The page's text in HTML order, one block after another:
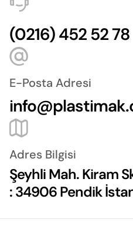
(0216) 452 52 78
E-Posta Adresi
Adres Bilgisi
Şeyhli Mah. Kiram
: 34906 Pendik